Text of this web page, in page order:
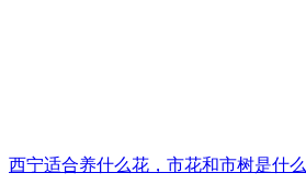
西宁适合养什么花，市花和市树是什么